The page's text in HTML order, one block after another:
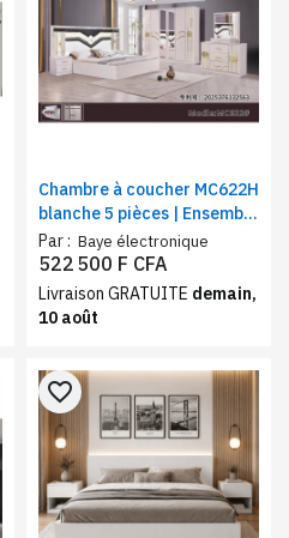
Chambre à coucher MC622H
blanche 5 pièces | Ensemble
chambre moderne armoire
6 battants, coiffeuse, lit et
rangement inclus
Par : Baye électronique
522 500 F CFA
Livraison GRATUITE demain,
10 août
favorite_border